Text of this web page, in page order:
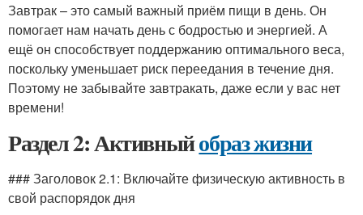
Завтрак – это самый важный приём пищи в день. Он
помогает нам начать день с бодростью и энергией. А
ещё он способствует поддержанию оптимального веса,
поскольку уменьшает риск переедания в течение дня.
Поэтому не забывайте завтракать, даже если у вас нет
времени!
Раздел 2: Активныйобраз жизни
### Заголовок 2.1: Включайте физическую активность в
свой распорядок дня